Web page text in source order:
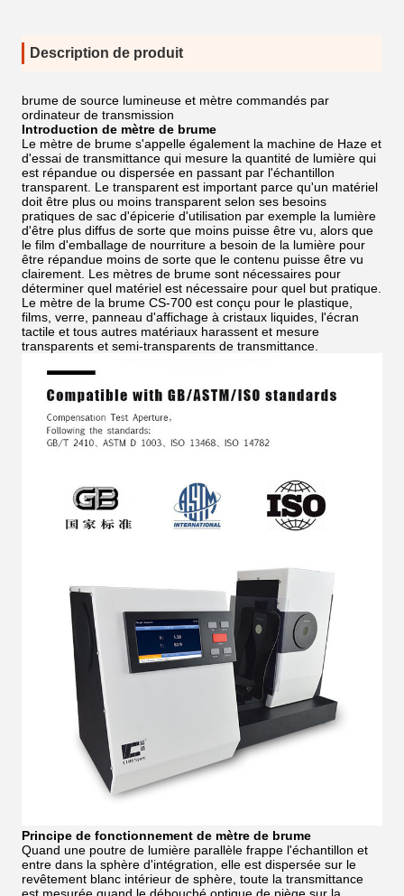
Description de produit
brume de source lumineuse et mètre commandés par
ordinateur de transmission
Introduction de mètre de brume
Le mètre de brume s'appelle également la machine de Haze et
d'essai de transmittance qui mesure la quantité de lumière qui
est répandue ou dispersée en passant par l'échantillon
transparent. Le transparent est important parce qu'un matériel
doit être plus ou moins transparent selon ses besoins
pratiques de sac d'épicerie d'utilisation par exemple la lumière
d'être plus diffus de sorte que moins puisse être vu, alors que
le film d'emballage de nourriture a besoin de la lumière pour
être répandue moins de sorte que le contenu puisse être vu
clairement. Les mètres de brume sont nécessaires pour
déterminer quel matériel est nécessaire pour quel but pratique.
Le mètre de la brume CS-700 est conçu pour le plastique,
films, verre, panneau d'affichage à cristaux liquides, l'écran
tactile et tous autres matériaux harassent et mesure
transparents et semi-transparents de transmittance.
Principe de fonctionnement de mètre de brume
Quand une poutre de lumière parallèle frappe l'échantillon et
entre dans la sphère d'intégration, elle est dispersée sur le
revêtement blanc intérieur de sphère, toute la transmittance